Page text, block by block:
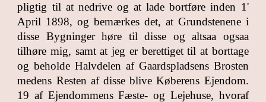
pligtig til at nedrive og at lade bortføre inden 1'
April 1898, og bemærkes det, at Grundstenene i
disse Bygninger høre til disse og altsaa ogsaa
tilhøre mig, samt at jeg er berettiget til at borttage
og beholde Halvdelen af Gaardspladsens Brosten
medens Resten af disse blive Køberens Ejendom.
19 af Ejendommens Fæste- og Lejehuse, hvoraf